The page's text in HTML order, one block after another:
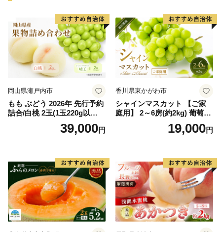
岡山県瀬戸内市
もも ぶどう 2026年 先行予約
詰合/白桃 2玉(1玉220g以
上)・シャインマスカット 晴
39,000円
香川県東かがわ市
シャインマスカット 【ご家
庭用】 2～6房(約2kg) 葡萄 ぶ
どう ブドウ フルーツ 果物 く
だもの 果実 旬の果物 旬のフ
19,000円